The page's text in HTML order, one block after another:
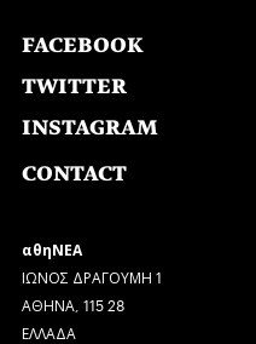
FACEBOOK
TWITTER
INSTAGRAM
CONTACT
αθηΝΕΑ
ΙΩΝΟΣ ΔΡΑΓΟΥΜΗ 1
ΑΘΗΝΑ, 115 28
ΕΛΛΑΔΑ